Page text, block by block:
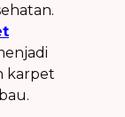
karpet